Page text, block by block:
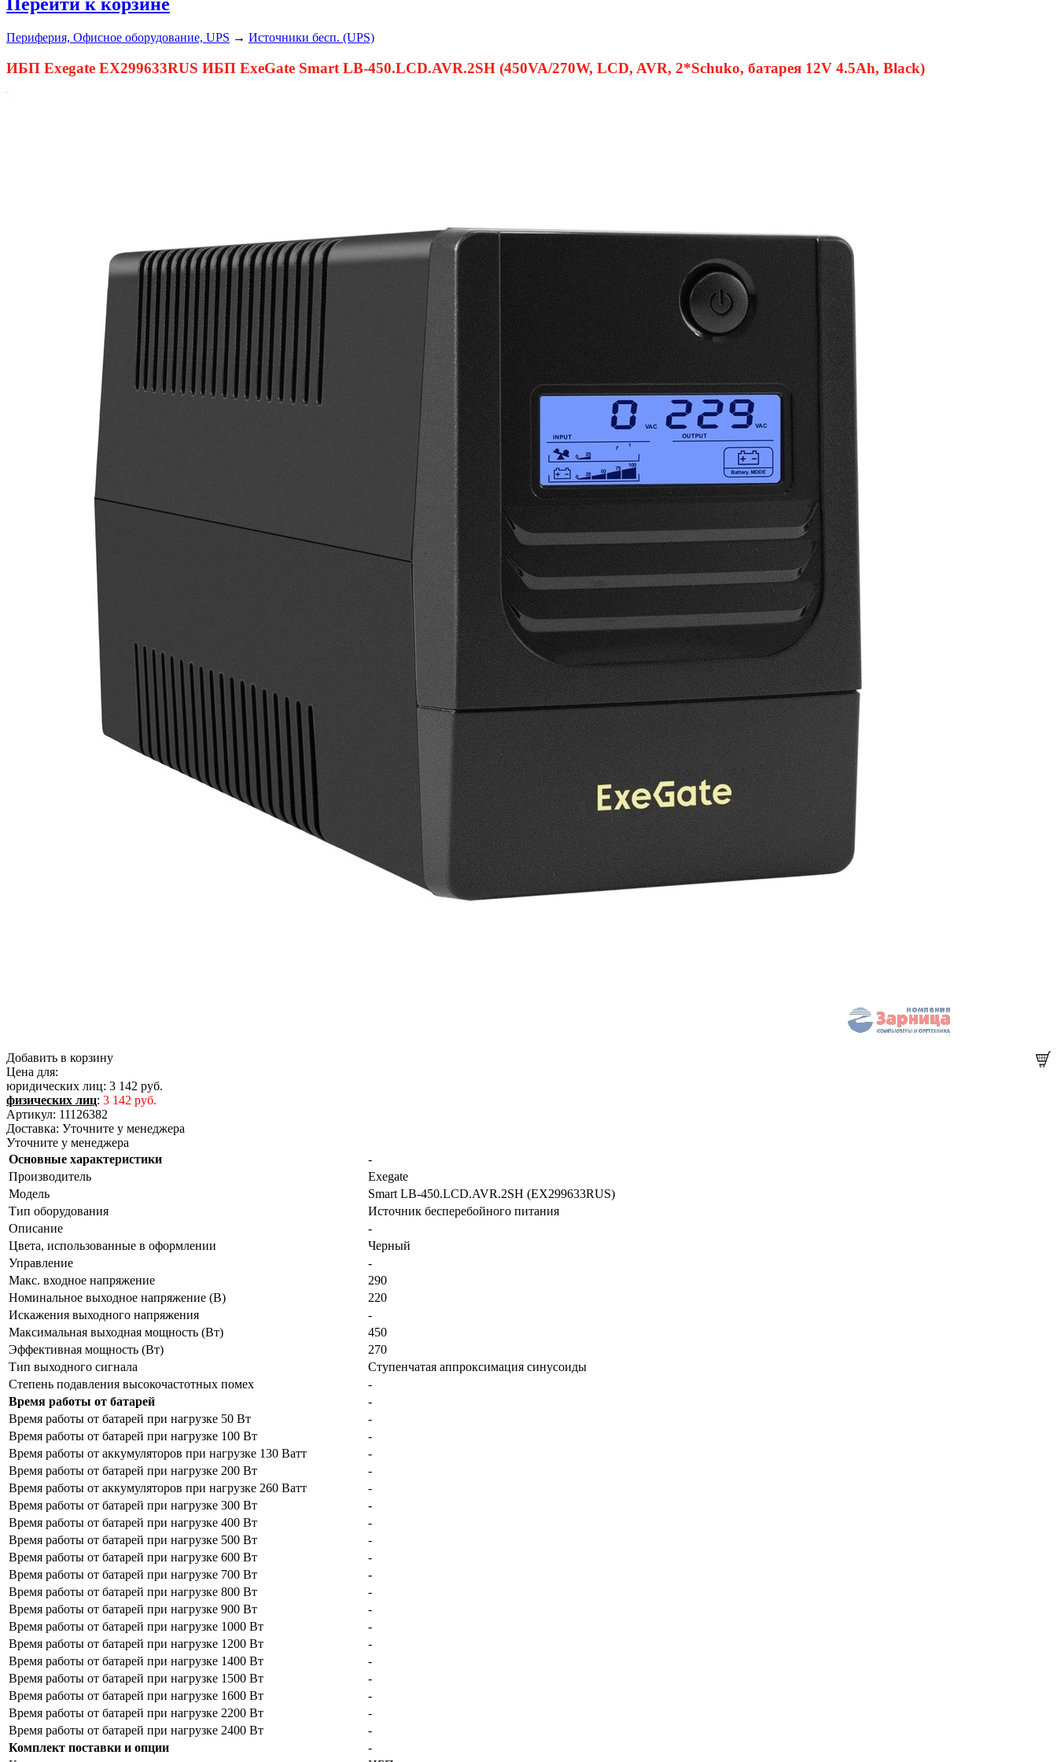
Периферия, Офисное оборудование, UPS → Источники бесп. (UPS)
ИБП Exegate EX299633RUS ИБП ExeGate Smart LB-450.LCD.AVR.2SH (450VA/270W, LCD, AVR, 2*Schuko, батарея 12V 4.5Ah, Black)
Добавить в корзину
Цена для:
юридических лиц: 3 142 руб.
физических лиц: 3 142 руб.
Артикул: 11126382
Доставка: Уточните у менеджера
Уточните у менеджера
Основные характеристики
-
Производитель
Exegate
Модель
Smart LB-450.LCD.AVR.2SH (EX299633RUS)
Тип оборудования
Источник бесперебойного питания
Описание
-
Цвета, использованные в оформлении
Черный
Управление
-
Макс. входное напряжение
290
Номинальное выходное напряжение (В)
220
Искажения выходного напряжения
-
Максимальная выходная мощность (Вт)
450
Эффективная мощность (Вт)
270
Тип выходного сигнала
Ступенчатая аппроксимация синусоиды
Степень подавления высокочастотных помех
-
Время работы от батарей
-
Время работы от батарей при нагрузке 50 Вт
-
Время работы от батарей при нагрузке 100 Вт
-
Время работы от аккумуляторов при нагрузке 130 Ватт
-
Время работы от батарей при нагрузке 200 Вт
-
Время работы от аккумуляторов при нагрузке 260 Ватт
-
Время работы от батарей при нагрузке 300 Вт
-
Время работы от батарей при нагрузке 400 Вт
-
Время работы от батарей при нагрузке 500 Вт
-
Время работы от батарей при нагрузке 600 Вт
-
Время работы от батарей при нагрузке 700 Вт
-
Время работы от батарей при нагрузке 800 Вт
-
Время работы от батарей при нагрузке 900 Вт
-
Время работы от батарей при нагрузке 1000 Вт
-
Время работы от батарей при нагрузке 1200 Вт
-
Время работы от батарей при нагрузке 1400 Вт
-
Время работы от батарей при нагрузке 1500 Вт
-
Время работы от батарей при нагрузке 1600 Вт
-
Время работы от батарей при нагрузке 2200 Вт
-
Время работы от батарей при нагрузке 2400 Вт
-
Комплект поставки и опции
-